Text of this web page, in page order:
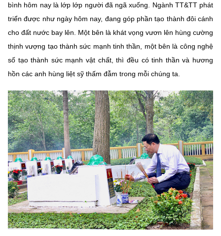
bình hôm nay là lớp lớp người đã ngã xuống. Ngành TT&TT phát
triển được như ngày hôm nay, đang góp phần tạo thành đôi cánh
cho đất nước bay lên. Một bên là khát vọng vươn lên hùng cường
thịnh vượng tạo thành sức mạnh tinh thần, một bên là công nghệ
số tạo thành sức mạnh vật chất, thì đều có tinh thần và hương
hồn các anh hùng liệt sỹ thấm đẫm trong mỗi chúng ta.